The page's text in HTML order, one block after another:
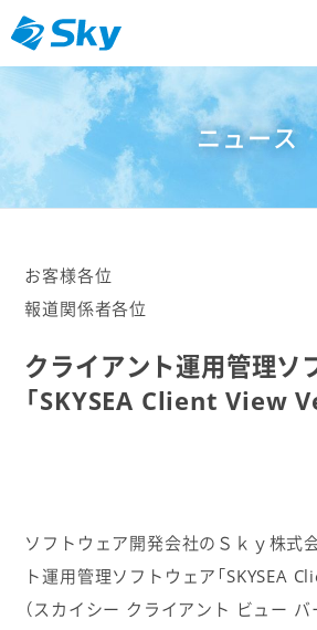
ニュース
お客様各位
報道関係者各位
クライアント運用管理ソ
「SKYSEA Client View
ソフトウェア開発会社のＳｋｙ株式
ト運用管理ソフトウェア「SKYSEA
（スカイシー クライアント ビュー バ